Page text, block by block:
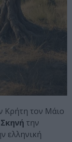
Κρήτη τον Μάιο
την
ελληνική